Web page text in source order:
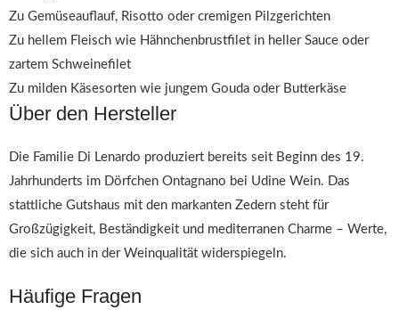
Zu Gemüseauflauf, Risotto oder cremigen Pilzgerichten
Zu hellem Fleisch wie Hähnchenbrustfilet in heller Sauce oder
zartem Schweinefilet
Zu milden Käsesorten wie jungem Gouda oder Butterkäse
Über den Hersteller
Die Familie Di Lenardo produziert bereits seit Beginn des 19.
Jahrhunderts im Dörfchen Ontagnano bei Udine Wein. Das
stattliche Gutshaus mit den markanten Zedern steht für
Großzügigkeit, Beständigkeit und mediterranen Charme – Werte,
die sich auch in der Weinqualität widerspiegeln.
Häufige Fragen